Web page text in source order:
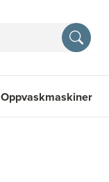
Oppvaskmaskiner